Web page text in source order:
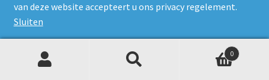
Merken
Motorola
0
van deze website accepteert u ons privacy regelement.
Sluiten